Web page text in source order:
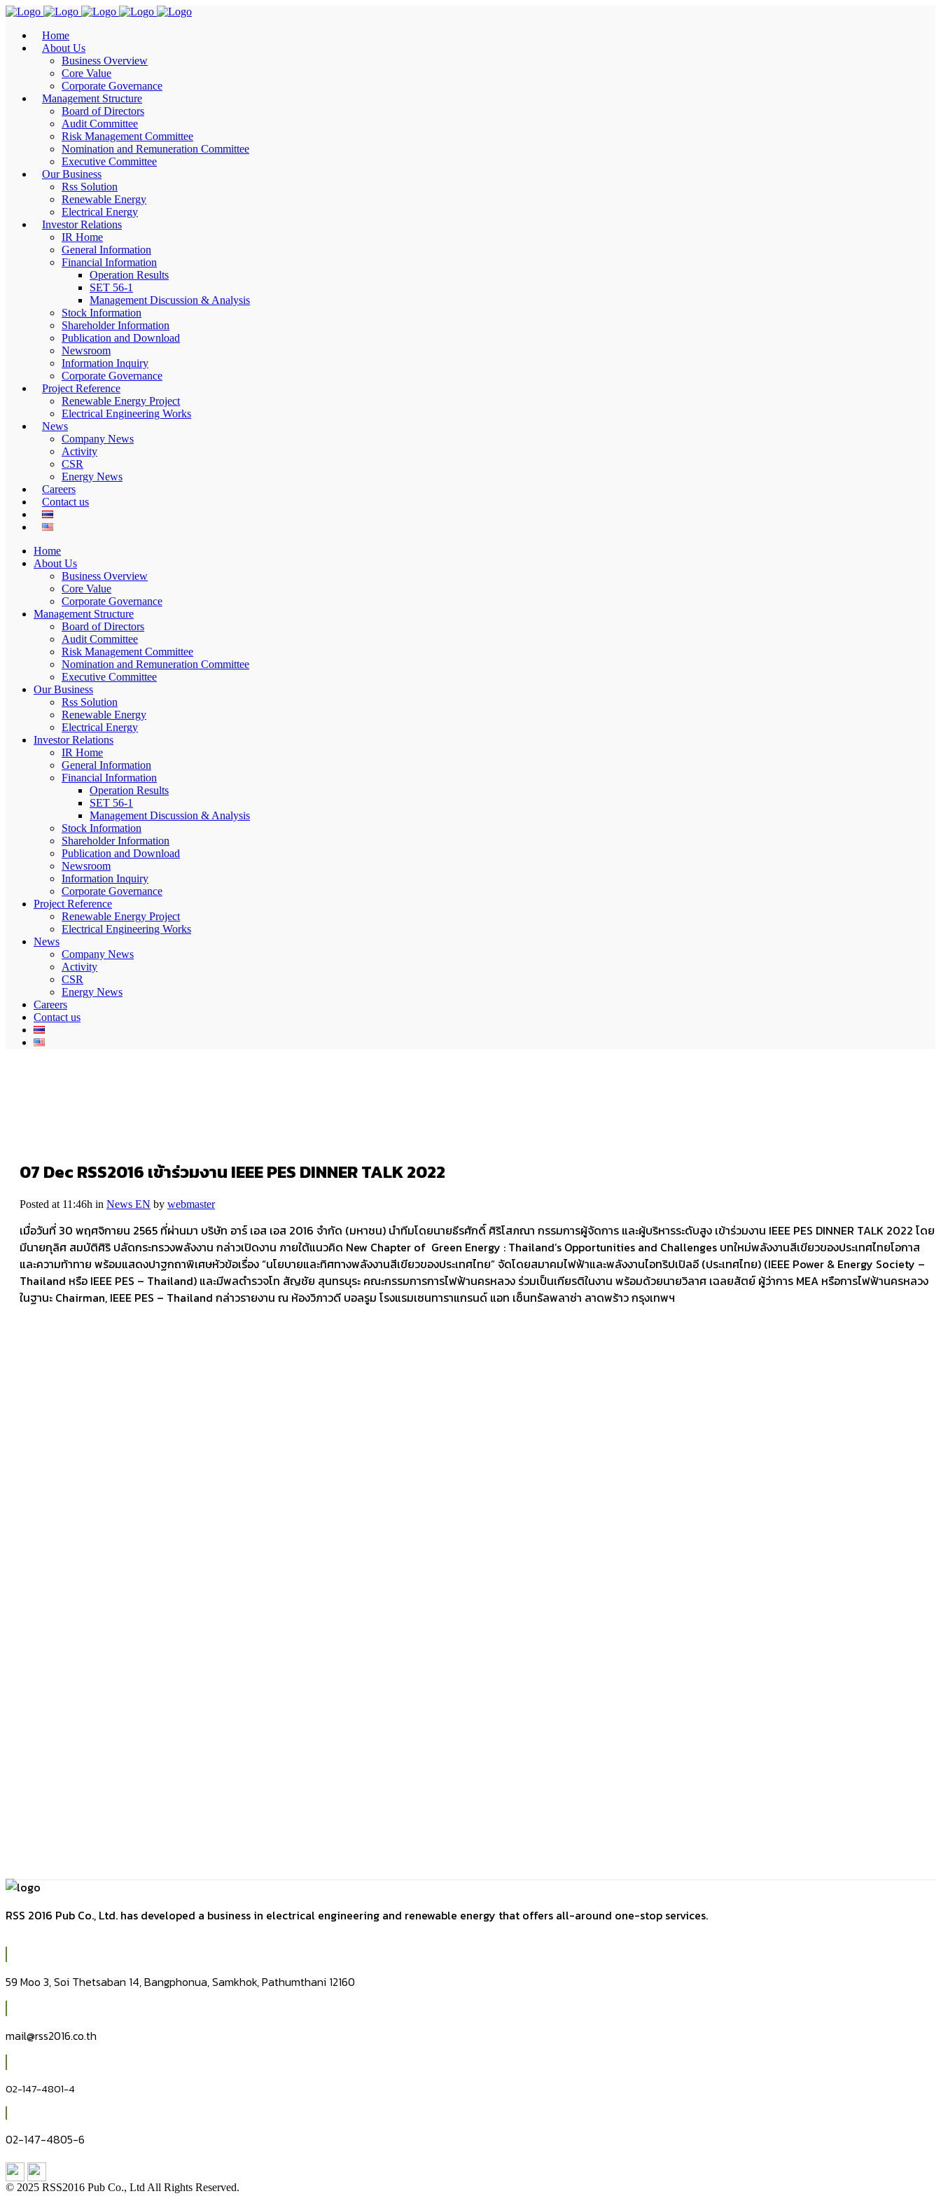
Home
About Us
Business Overview
Core Value
Corporate Governance
Management Structure
Board of Directors
Audit Committee
Risk Management Committee
Nomination and Remuneration Committee
Executive Committee
Our Business
Rss Solution
Renewable Energy
Electrical Energy
Investor Relations
IR Home
General Information
Financial Information
Operation Results
SET 56-1
Management Discussion & Analysis
Stock Information
Shareholder Information
Publication and Download
Newsroom
Information Inquiry
Corporate Governance
Project Reference
Renewable Energy Project
Electrical Engineering Works
News
Company News
Activity
CSR
Energy News
Careers
Contact us
Home
About Us
Business Overview
Core Value
Corporate Governance
Management Structure
Board of Directors
Audit Committee
Risk Management Committee
Nomination and Remuneration Committee
Executive Committee
Our Business
Rss Solution
Renewable Energy
Electrical Energy
Investor Relations
IR Home
General Information
Financial Information
Operation Results
SET 56-1
Management Discussion & Analysis
Stock Information
Shareholder Information
Publication and Download
Newsroom
Information Inquiry
Corporate Governance
Project Reference
Renewable Energy Project
Electrical Engineering Works
News
Company News
Activity
CSR
Energy News
Careers
Contact us
07 Dec RSS2016 เข้าร่วมงาน IEEE PES DINNER TALK 2022
Posted at 11:46h in News EN by webmaster
เมื่อวันที่ 30 พฤศจิกายน 2565 ที่ผ่านมา บริษัท อาร์ เอส เอส 2016 จำกัด (มหาชน) นำทีมโดยนายธีรศักดิ์ ศิริโสภณา กรรมการผู้จัดการ และผู้บริหารระดับสูง เข้าร่วมงาน IEEE PES DINNER TALK 2022 โดย
มีนายกุลิศ สมบัติศิริ ปลัดกระทรวงพลังงาน กล่าวเปิดงาน ภายใต้แนวคิด New Chapter of Green Energy : Thailand’s Opportunities and Challenges บทใหม่พลังงานสีเขียวของประเทศไทยโอกาส
และความท้าทาย พร้อมแสดงปาฐกถาพิเศษหัวข้อเรื่อง “นโยบายและทิศทางพลังงานสีเขียวของประเทศไทย” จัดโดยสมาคมไฟฟ้าและพลังงานไอทริปเปิลอี (ประเทศไทย) (IEEE Power & Energy Society –
Thailand หรือ IEEE PES – Thailand) และมีพลตำรวจโท สัญชัย สุนทรบุระ คณะกรรมการการไฟฟ้านครหลวง ร่วมเป็นเกียรติในงาน พร้อมด้วยนายวิลาศ เฉลยสัตย์ ผู้ว่าการ MEA หรือการไฟฟ้านครหลวง
ในฐานะ Chairman, IEEE PES – Thailand กล่าวรายงาน ณ ห้องวิภาวดี บอลรูม โรงแรมเซนทาราแกรนด์ แอท เซ็นทรัลพลาซ่า ลาดพร้าว กรุงเทพฯ
RSS 2016 Pub Co., Ltd. has developed a business in electrical engineering and renewable energy that offers all-around one-stop services.
59 Moo 3, Soi Thetsaban 14, Bangphonua, Samkhok, Pathumthani 12160
mail@rss2016.co.th
02-147-4801-4
02-147-4805-6
© 2025 RSS2016 Pub Co., Ltd All Rights Reserved.